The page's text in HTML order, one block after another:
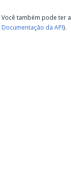
Você também pode ter
Documentação da API).